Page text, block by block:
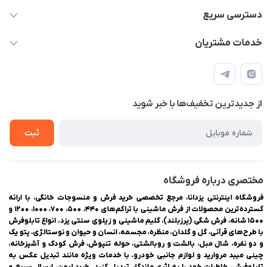
03538252575
اینترنتی یزدانا
دسترسی سریع
حساب کاربری
لیست محصولات
درباره ما
خدمات مشتریان
راهنمای ثبت سفارش
حریم خصوصی
سوالات متداول
از جدید‌ترین تخفیف‌ها با‌ خبر شوید
ثبت
مختصری درباره فروشگاه
فروشگاه اینترنتی یزدانا، مرجع تخصصی خرید فرش و منسوجات خانگی، با ارائه
گسترده‌ترین محصولات از فرش ماشینی با تراکم‌های ۴۴۰، ۵۰۰، ۷۰۰، ۱۰۰۰، ۱۲۰۰ و
۱۵۰۰ شانه، فرش شگی (پرزبلند)، گلیم ماشینی و زیلوی سنتی یزد. انواع تابلوفرش
با طرح‌های قرآنی، گل و گلدان، منظره، مجسمه، انسان و حیوان و نوستالژی، پتو یک
و دو نفره، شال مبل، بالشت و روبالشتی، حوله تنپوش، فرش کودک و آشپزخانه،
چینی میبد مروارید و لوازم جانبی خودرو. با خدمات ویژه مانند تبدیل عکس به